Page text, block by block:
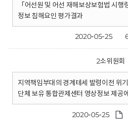
「어선원 및 어선 재해보상보험법 시
정보 침해요인 평가결과
2020-05-25
2소위원회
지역책임부대의 경계테세 발령이전 위
단체 보유 통합관제센터 영상정보 제공
2020-05-25